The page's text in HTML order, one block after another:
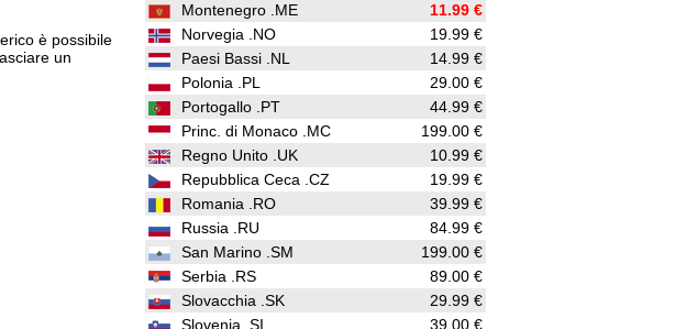
è possibile
un
Montenegro .ME
11.99 €
Norvegia .NO
19.99 €
Paesi Bassi .NL
14.99 €
Polonia .PL
29.00 €
Portogallo .PT
44.99 €
Princ. di Monaco .MC
199.00 €
Regno Unito .UK
10.99 €
Repubblica Ceca .CZ
19.99 €
Romania .RO
39.99 €
Russia .RU
84.99 €
San Marino .SM
199.00 €
Serbia .RS
89.00 €
Slovacchia .SK
29.99 €
Slovenia .SI
39.00 €